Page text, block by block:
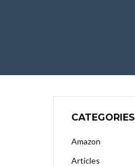
CATEGORIES
Amazon
Articles